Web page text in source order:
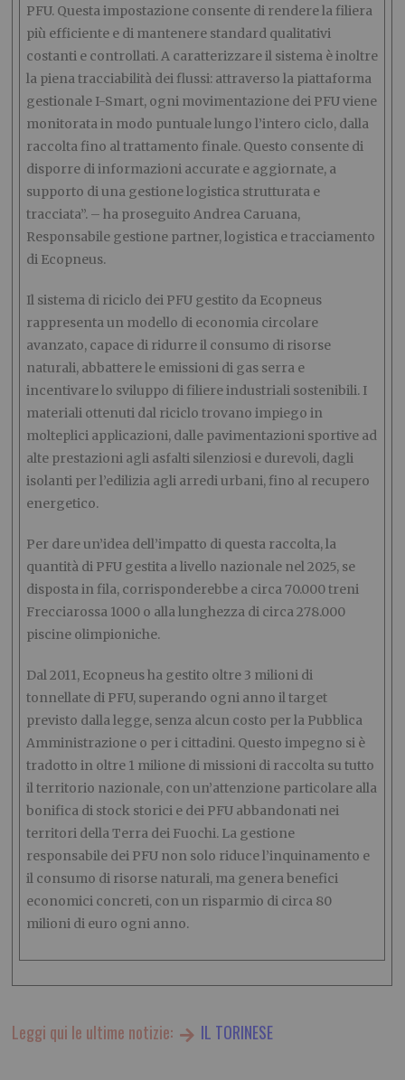
PFU. Questa impostazione consente di rendere la filiera
più efficiente e di mantenere standard qualitativi
costanti e controllati. A caratterizzare il sistema è inoltre
la piena tracciabilità dei flussi: attraverso la piattaforma
gestionale I-Smart, ogni movimentazione dei PFU viene
monitorata in modo puntuale lungo l’intero ciclo, dalla
raccolta fino al trattamento finale. Questo consente di
disporre di informazioni accurate e aggiornate, a
supporto di una gestione logistica strutturata e
tracciata”. – ha proseguito Andrea Caruana,
Responsabile gestione partner, logistica e tracciamento
di Ecopneus.
Il sistema di riciclo dei PFU gestito da Ecopneus
rappresenta un modello di economia circolare
avanzato, capace di ridurre il consumo di risorse
naturali, abbattere le emissioni di gas serra e
incentivare lo sviluppo di filiere industriali sostenibili. I
materiali ottenuti dal riciclo trovano impiego in
molteplici applicazioni, dalle pavimentazioni sportive ad
alte prestazioni agli asfalti silenziosi e durevoli, dagli
isolanti per l’edilizia agli arredi urbani, fino al recupero
energetico.
Per dare un’idea dell’impatto di questa raccolta, la
quantità di PFU gestita a livello nazionale nel 2025, se
disposta in fila, corrisponderebbe a circa 70.000 treni
Frecciarossa 1000 o alla lunghezza di circa 278.000
piscine olimpioniche.
Dal 2011, Ecopneus ha gestito oltre 3 milioni di
tonnellate di PFU, superando ogni anno il target
previsto dalla legge, senza alcun costo per la Pubblica
Amministrazione o per i cittadini. Questo impegno si è
tradotto in oltre 1 milione di missioni di raccolta su tutto
il territorio nazionale, con un’attenzione particolare alla
bonifica di stock storici e dei PFU abbandonati nei
territori della Terra dei Fuochi. La gestione
responsabile dei PFU non solo riduce l’inquinamento e
il consumo di risorse naturali, ma genera benefici
economici concreti, con un risparmio di circa 80
milioni di euro ogni anno.
Leggi qui le ultime notizie: IL TORINESE